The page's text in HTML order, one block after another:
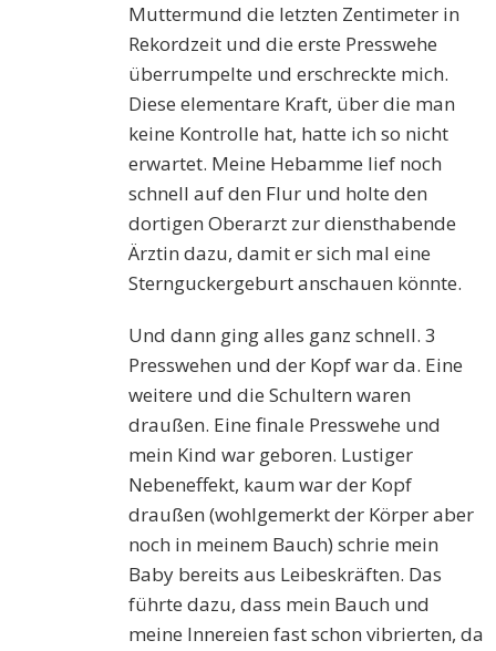
Muttermund die letzten Zentimeter in
Rekordzeit und die erste Presswehe
überrumpelte und erschreckte mich.
Diese elementare Kraft, über die man
keine Kontrolle hat, hatte ich so nicht
erwartet. Meine Hebamme lief noch
schnell auf den Flur und holte den
dortigen Oberarzt zur diensthabende
Ärztin dazu, damit er sich mal eine
Sternguckergeburt anschauen könnte.
Und dann ging alles ganz schnell. 3
Presswehen und der Kopf war da. Eine
weitere und die Schultern waren
draußen. Eine finale Presswehe und
mein Kind war geboren. Lustiger
Nebeneffekt, kaum war der Kopf
draußen (wohlgemerkt der Körper aber
noch in meinem Bauch) schrie mein
Baby bereits aus Leibeskräften. Das
führte dazu, dass mein Bauch und
meine Innereien fast schon vibrierten, da